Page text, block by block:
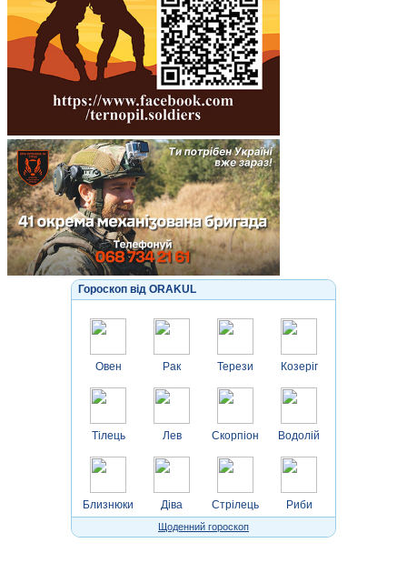
Гороскоп від ORAKUL
Овен
Тілець
Близнюки
Рак
Лев
Діва
Терези
Скорпіон
Стрілець
Козеріг
Водолій
Риби
Щоденний гороскоп